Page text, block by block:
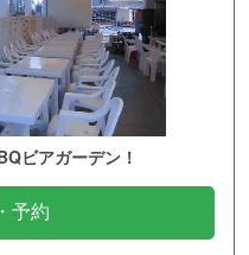
ビアガーデン！
予約